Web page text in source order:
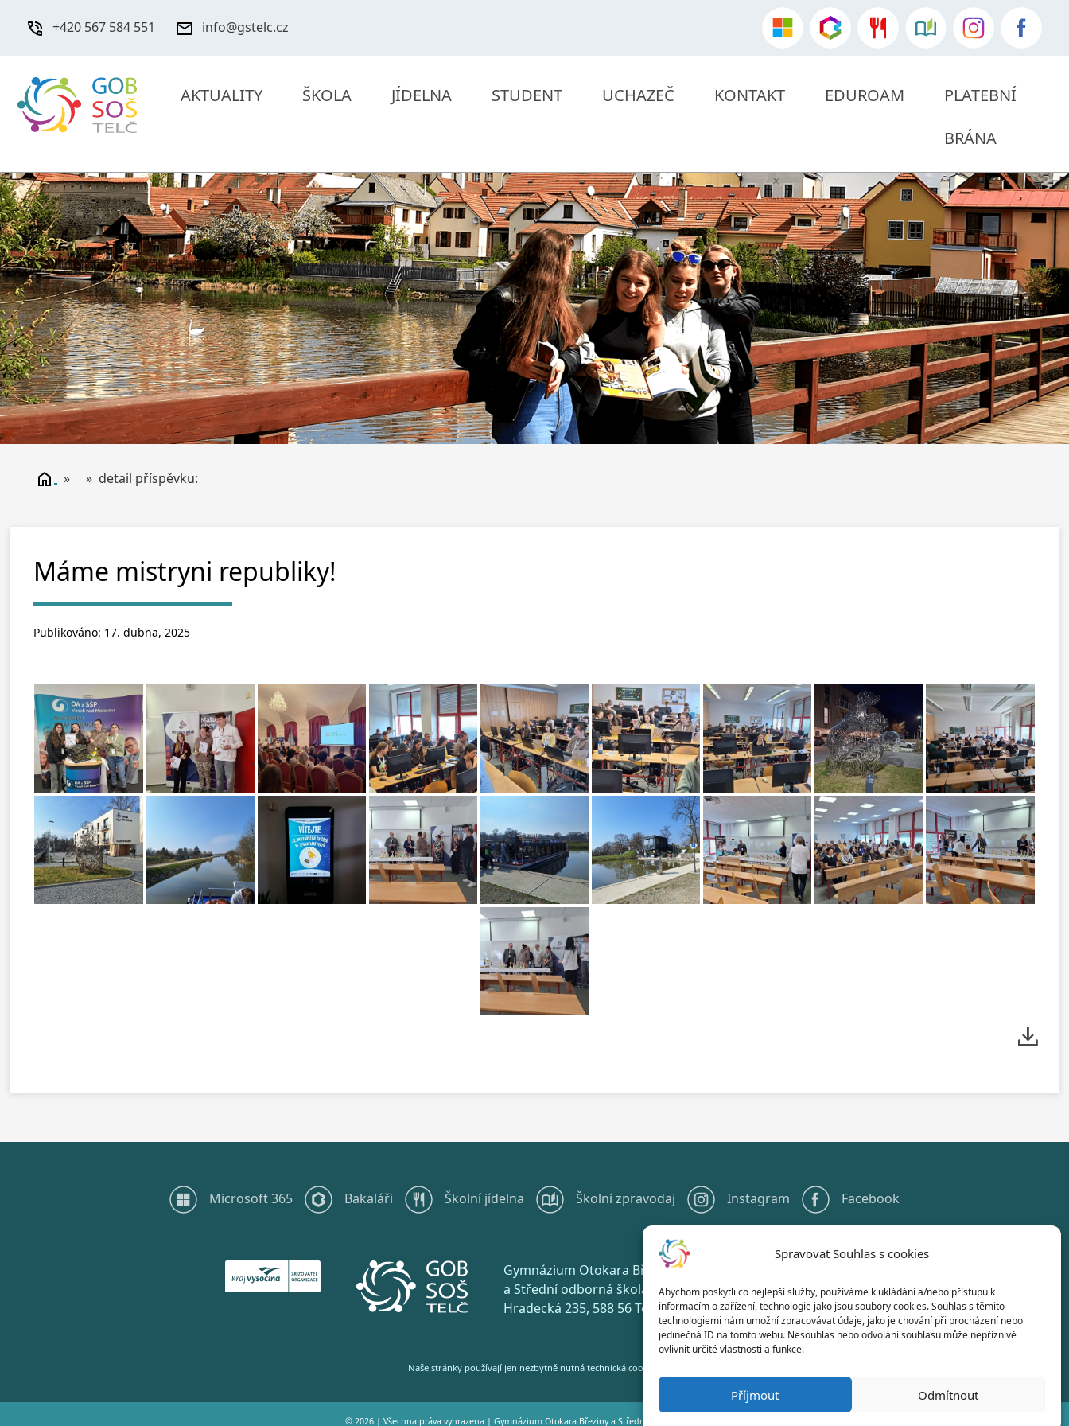
Spravovat Souhlas s cookies
Abychom poskytli co nejlepší služby, používáme k ukládání a/nebo přístupu k
informacím o zařízení, technologie jako jsou soubory cookies. Souhlas s těmito
technologiemi nám umožní zpracovávat údaje, jako je chování při procházení nebo
jedinečná ID na tomto webu. Nesouhlas nebo odvolání souhlasu může nepříznivě
ovlivnit určité vlastnosti a funkce.
Příjmout Odmítnout
+420 567 584 551 info@gstelc.cz
AKTUALITY ŠKOLA JÍDELNA STUDENT UCHAZEČ KONTAKT EDUROAM
PLATEBNÍ
BRÁNA
» » detail příspěvku:
Máme mistryni republiky!
Publikováno: 17. dubna, 2025
Microsoft 365 Bakaláři Školní jídelna Školní zpravodaj Instagram Facebook
Gymnázium Otokara Březiny
a Střední odborná škola Telč
Hradecká 235, 588 56 Telč
info@gstelc.cz
Naše stránky používají jen nezbytně nutná technická cookies.
© 2026 | Všechna práva vyhrazena | Gymnázium Otokara Březiny a Střední odborná škola Telč